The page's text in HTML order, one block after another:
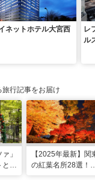
ネットホテル大宮西
レ
ル
行記事をお届け
」
とム
【2025年最新】関
の紅葉名所28選！